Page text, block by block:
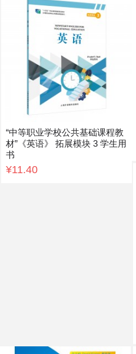
“中等职业学校公共基础课程教
材”《英语》 拓展模块 3 学生用
书
¥11.40